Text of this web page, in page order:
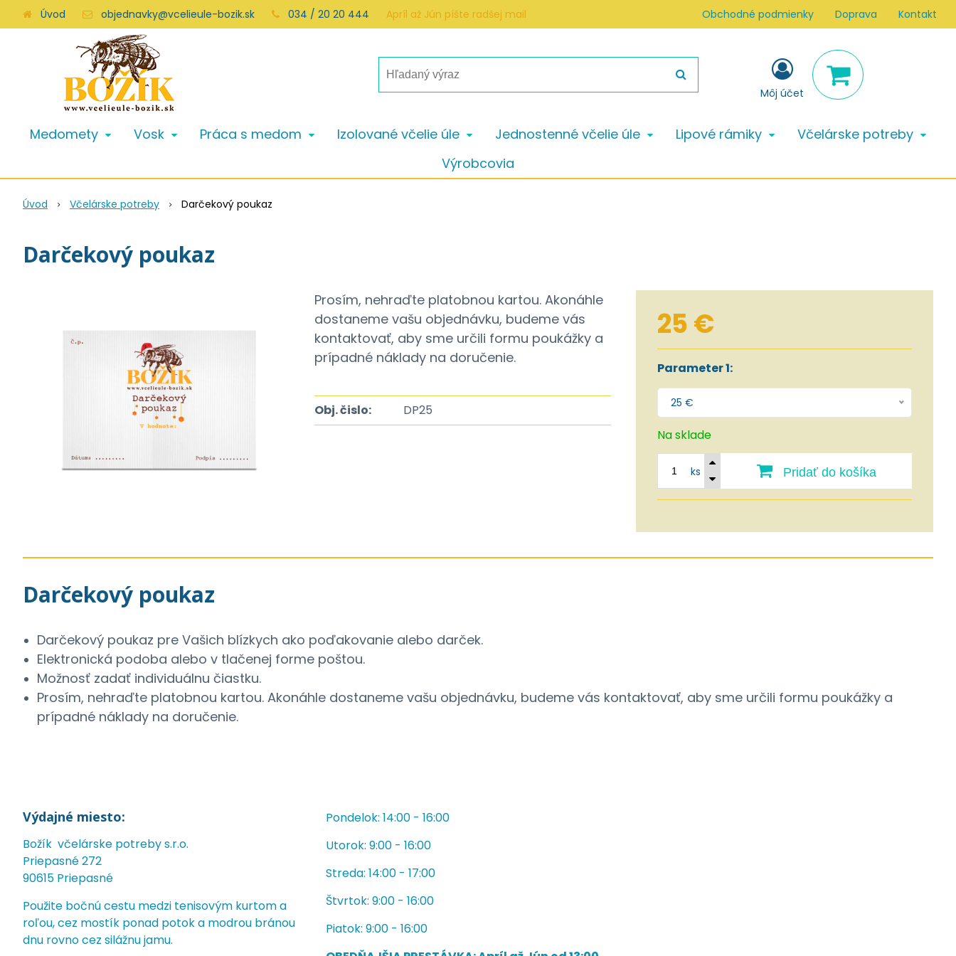
Úvod objednavky@vcelieule-bozik.sk 034 / 20 20 444 Apríl až Jún píšte radšej mail Obchodné podmienky Doprava Kontakt
Môj účet
Medomety Vosk Práca s medom Izolované včelie úle Jednostenné včelie úle Lipové rámiky
Včelárske potreby
Výrobcovia
Úvod Včelárske potreby Darčekový poukaz
Darčekový poukaz
25 €
Parameter 1:
25 €
Na sklade
ks Pridať do košíka
Prosím, nehraďte platobnou kartou. Akonáhle
dostaneme vašu objednávku, budeme vás
kontaktovať, aby sme určili formu poukážky a
prípadné náklady na doručenie.
Obj. čislo: DP25
Darčekový poukaz
Darčekový poukaz pre Vašich blízkych ako poďakovanie alebo darček.
Elektronická podoba alebo v tlačenej forme poštou.
Možnosť zadať individuálnu čiastku.
Prosím, nehraďte platobnou kartou. Akonáhle dostaneme vašu objednávku, budeme vás kontaktovať, aby sme určili formu poukážky a
prípadné náklady na doručenie.
Výdajné miesto:
Božík včelárske potreby s.r.o.
Priepasné 272
90615 Priepasné
Použite bočnú cestu medzi tenisovým kurtom a
roľou, cez mostík ponad potok a modrou bránou
dnu rovno cez silážnu jamu.
Pondelok: 14:00 - 16:00
Utorok: 9:00 - 16:00
Streda: 14:00 - 17:00
Štvrtok: 9:00 - 16:00
Piatok: 9:00 - 16:00